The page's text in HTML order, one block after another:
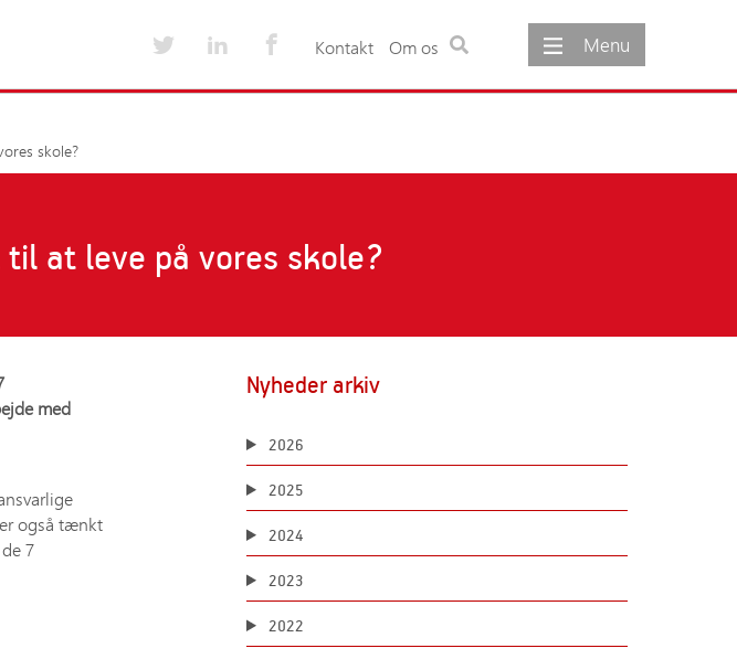
Kontakt Om os Menu
fra A-Å
og kursus
skole?
at leve på vores skole?
med
også tænkt
7
Nyheder arkiv
2026
2025
2024
2023
2022